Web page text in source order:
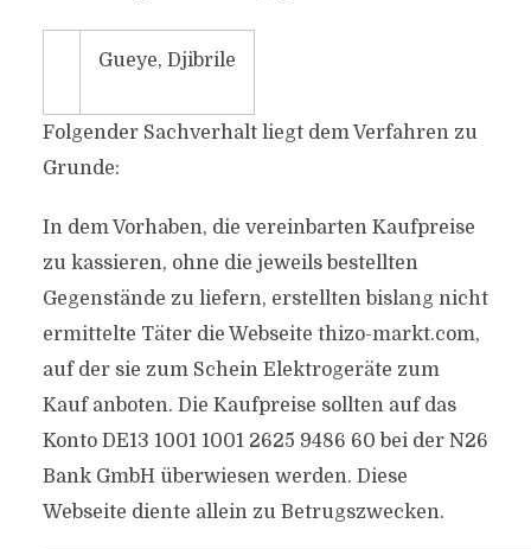
Gueye, Djibrile
Folgender Sachverhalt liegt dem Verfahren zu
Grunde:
In dem Vorhaben, die vereinbarten Kaufpreise
zu kassieren, ohne die jeweils bestellten
Gegenstände zu liefern, erstellten bislang nicht
ermittelte Täter die Webseite thizo-markt.com,
auf der sie zum Schein Elektrogeräte zum
Kauf anboten. Die Kaufpreise sollten auf das
Konto DE13 1001 1001 2625 9486 60 bei der N26
Bank GmbH überwiesen werden. Diese
Webseite diente allein zu Betrugszwecken.